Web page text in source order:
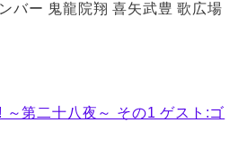
バー 鬼龍院翔 喜矢武豊 歌広場
～第二十八夜～ その1 ゲスト:ゴ